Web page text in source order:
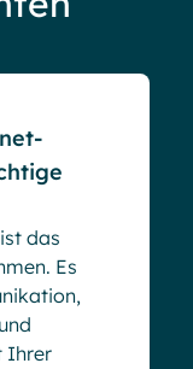
das
Es
Ihrer